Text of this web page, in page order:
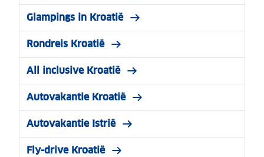
Glampings in Kroatië
Rondreis Kroatië
All inclusive Kroatië
Autovakantie Kroatië
Autovakantie Istrië
Fly-drive Kroatië